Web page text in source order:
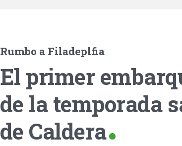
Rumbo a Filadeplfia
El primer
de la temporada
de Caldera